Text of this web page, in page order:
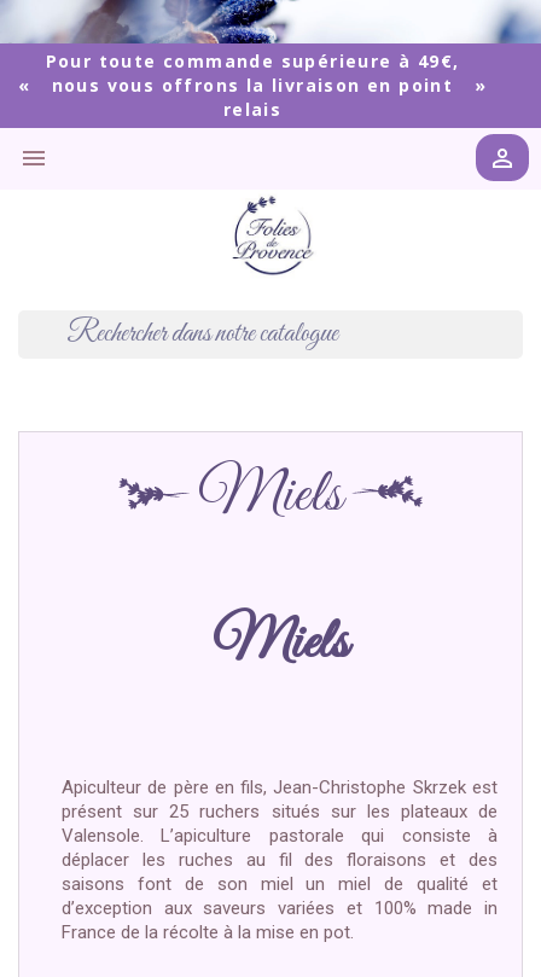
Pour toute commande supérieure à 49€,
nous vous offrons la livraison en point
relais
 
Miels
Miels
Apiculteur de père en fils, Jean-Christophe Skrzek est
présent sur 25 ruchers situés sur les plateaux de
Valensole. L’apiculture pastorale qui consiste à
déplacer les ruches au fil des floraisons et des
saisons font de son miel un miel de qualité et
d’exception aux saveurs variées et 100% made in
France de la récolte à la mise en pot.